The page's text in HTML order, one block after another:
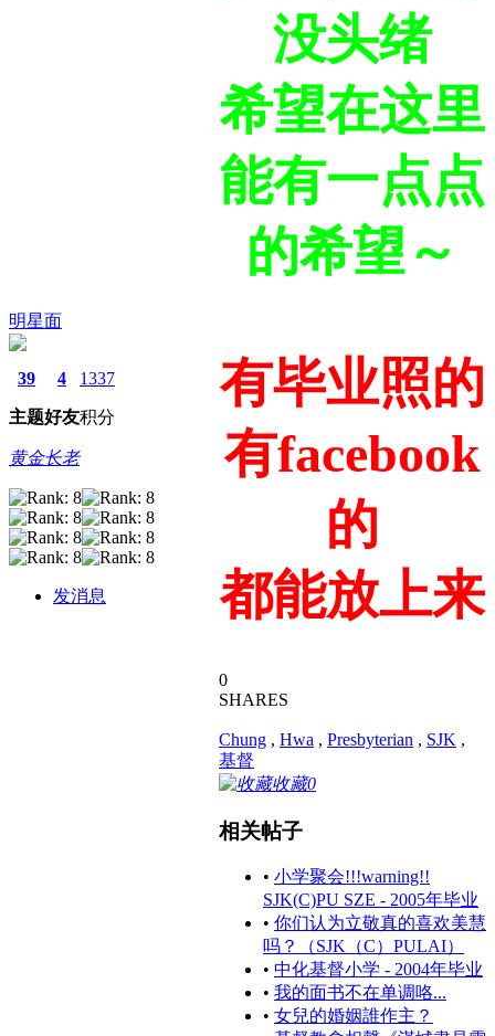
明星面
39
主题
4
好友
1337
积分
黄金长老
发消息
没头绪
希望在这里
能有一点点
的希望～
有毕业照的
有facebook
的
都能放上来
0
SHARES
Chung , Hwa , Presbyterian , SJK ,
基督
收藏0
相关帖子
• 小学聚会!!!warning!!
SJK(C)PU SZE - 2005年毕业
• 你们认为立敬真的喜欢美慧
吗？（SJK（C）PULAI）
• 中化基督小学 - 2004年毕业
• 我的面书不在单调咯...
• 女兒的婚姻誰作主？